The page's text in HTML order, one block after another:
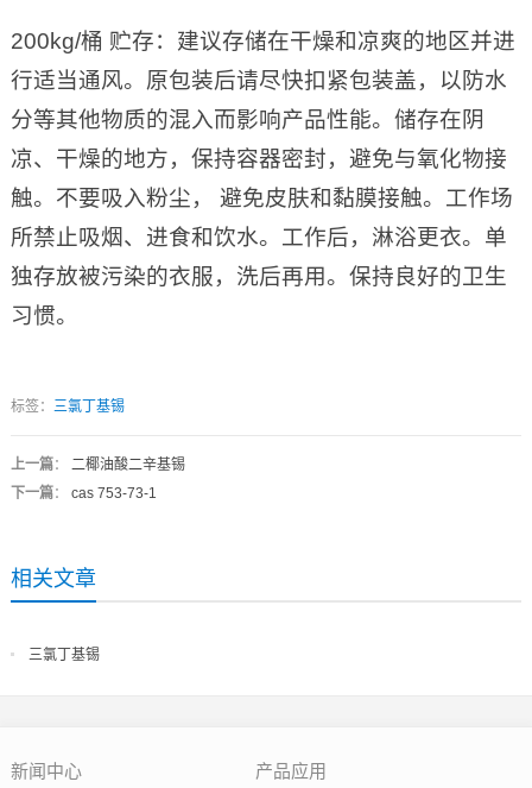
200kg/桶 贮存：建议存储在干燥和凉爽的地区并进
行适当通风。原包装后请尽快扣紧包装盖，以防水
分等其他物质的混入而影响产品性能。储存在阴
凉、干燥的地方，保持容器密封，避免与氧化物接
触。不要吸入粉尘， 避免皮肤和黏膜接触。工作场
所禁止吸烟、进食和饮水。工作后，淋浴更衣。单
独存放被污染的衣服，洗后再用。保持良好的卫生
习惯。
标签： 三氯丁基锡
上一篇： 二椰油酸二辛基锡
下一篇： cas 753-73-1
相关文章
三氯丁基锡
新闻中心 产品应用